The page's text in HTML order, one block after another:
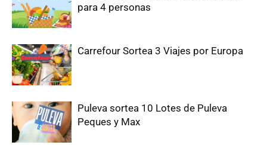
para 4 personas
Carrefour Sortea 3 Viajes por Europa
Puleva sortea 10 Lotes de Puleva
Peques y Max